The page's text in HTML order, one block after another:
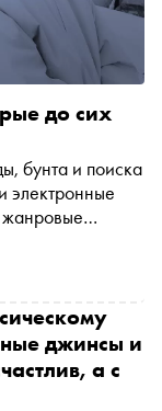
до сих
бунта и поиска
электронные
жанровые
задали
джинсы и
а с